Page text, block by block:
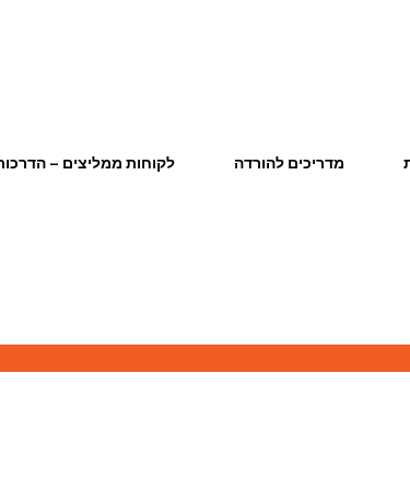
מדריכים להורדה לקוחות ממליצים –